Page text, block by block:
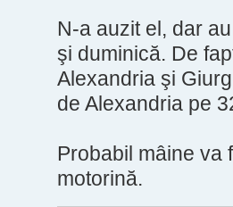
N-a auzit el, dar
şi duminică. De
Alexandria şi
de Alexandria pe
Probabil mâine va
motorină.